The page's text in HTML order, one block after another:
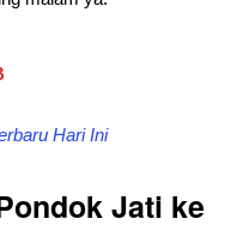
Hari Ini
Jati ke